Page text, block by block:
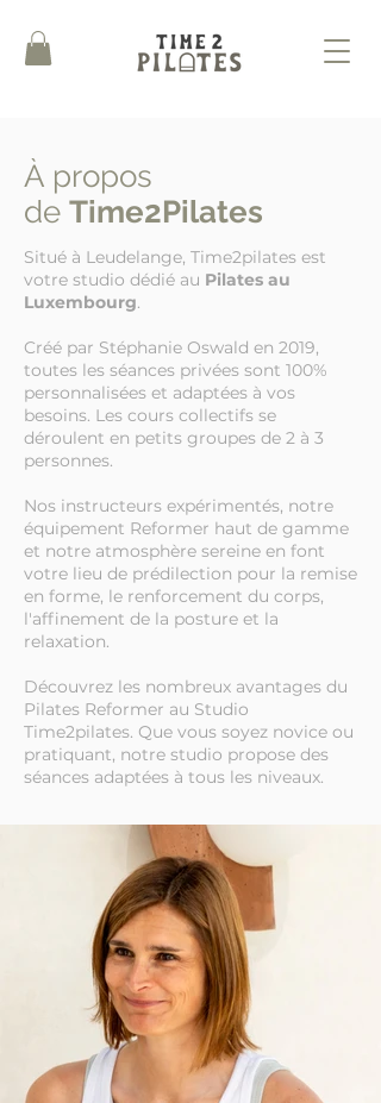
À propos
de Time2Pilates
Situé à Leudelange, Time2pilates est
votre studio dédié au Pilates au
Luxembourg.
Créé par Stéphanie Oswald en 2019,
toutes les séances privées sont 100%
personnalisées et adaptées à vos
besoins. Les cours collectifs se
déroulent en petits groupes de 2 à 3
personnes.
Nos instructeurs expérimentés, notre
équipement Reformer haut de gamme
et notre atmosphère sereine en font
votre lieu de prédilection pour la remise
en forme, le renforcement du corps,
l'affinement de la posture et la
relaxation.
Découvrez les nombreux avantages du
Pilates Reformer au Studio
Time2pilates. Que vous soyez novice ou
pratiquant, notre studio propose des
séances adaptées à tous les niveaux.